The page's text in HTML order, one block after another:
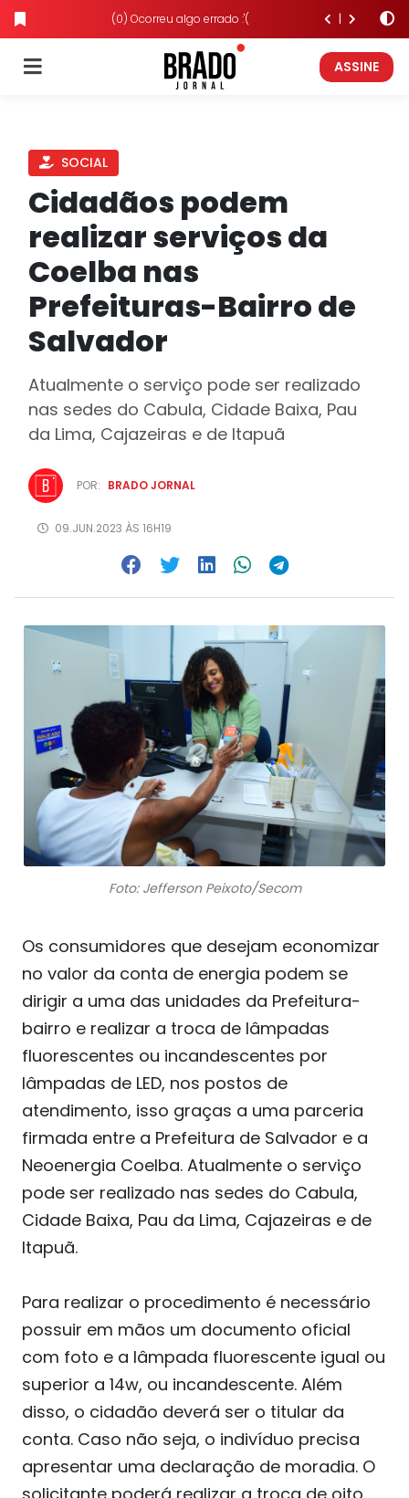
(0) Ocorreu algo errado :'(
ASSINE
SOCIAL
Cidadãos podem
realizar serviços da
Coelba nas
Prefeituras-Bairro de
Salvador
Atualmente o serviço pode ser realizado
nas sedes do Cabula, Cidade Baixa, Pau
da Lima, Cajazeiras e de Itapuã
POR: BRADO JORNAL
09.JUN.2023 ÀS 16H19
Foto: Jefferson Peixoto/Secom
Os consumidores que desejam economizar
no valor da conta de energia podem se
dirigir a uma das unidades da Prefeitura-
bairro e realizar a troca de lâmpadas
fluorescentes ou incandescentes por
lâmpadas de LED, nos postos de
atendimento, isso graças a uma parceria
firmada entre a Prefeitura de Salvador e a
Neoenergia Coelba. Atualmente o serviço
pode ser realizado nas sedes do Cabula,
Cidade Baixa, Pau da Lima, Cajazeiras e de
Itapuã.
Para realizar o procedimento é necessário
possuir em mãos um documento oficial
com foto e a lâmpada fluorescente igual ou
superior a 14w, ou incandescente. Além
disso, o cidadão deverá ser o titular da
conta. Caso não seja, o indivíduo precisa
apresentar uma declaração de moradia. O